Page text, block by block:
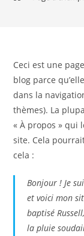
Ceci est une
blog parce
dans la
thèmes). La
« À propos » qui
site. Cela
cela :
Bonjour ! Je
et voici mon
baptisé
la pluie